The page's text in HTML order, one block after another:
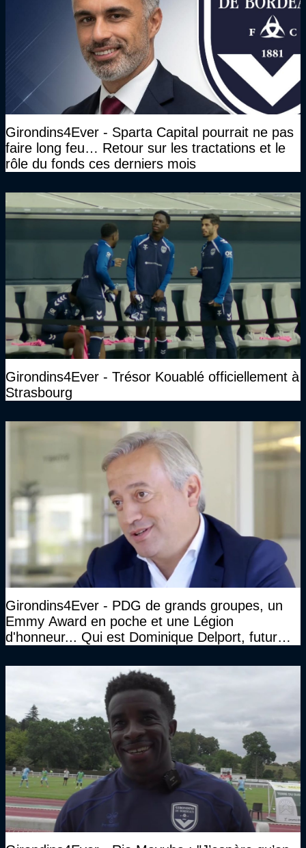
Girondins4Ever - Sparta Capital pourrait ne pas
faire long feu… Retour sur les tractations et le
rôle du fonds ces derniers mois
Girondins4Ever - Trésor Kouablé officiellement à
Strasbourg
Girondins4Ever - PDG de grands groupes, un
Emmy Award en poche et une Légion
d'honneur... Qui est Dominique Delport, futur